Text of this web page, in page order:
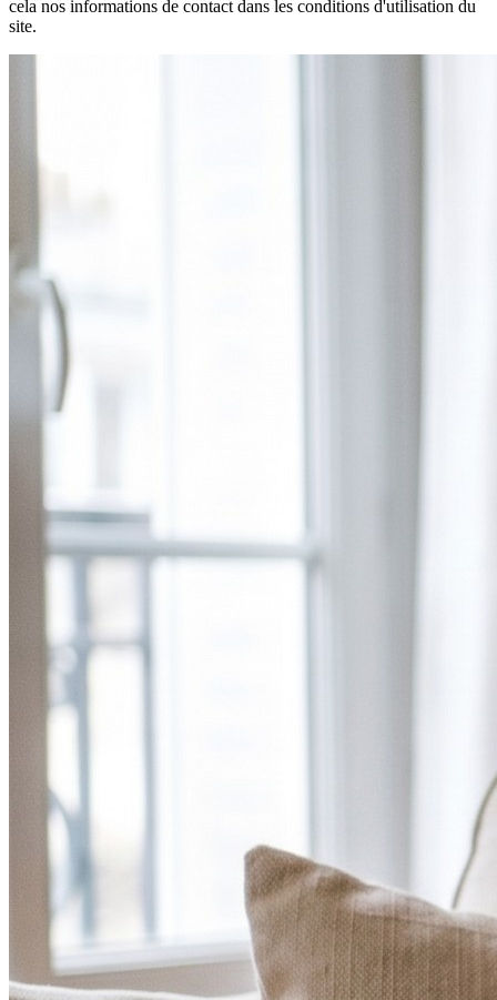
cela nos informations de contact dans les conditions d'utilisation du
site.